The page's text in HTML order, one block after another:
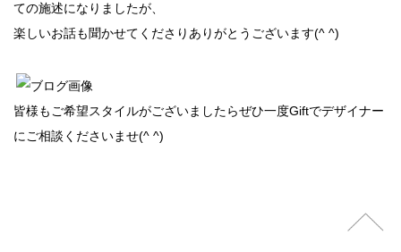
ての施述になりましたが、
楽しいお話も聞かせてくださりありがとうございます(^ ^)
皆様もご希望スタイルがございましたらぜひ一度Giftでデザイナー
にご相談くださいませ(^ ^)